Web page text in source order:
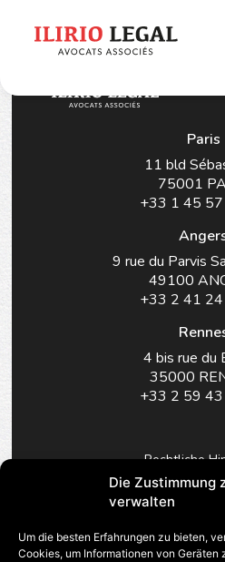
Die Zustimmung
verwalten
Um die besten Erfahrungen zu bieten,
Cookies, um Informationen von Geräten
Paris
11 bld
75001
+33 1 45
9 rue du Parvis
49100
+33 2 41
4 bis rue du
35000
+33 2 59
Rechtliche
Wie Sie uns